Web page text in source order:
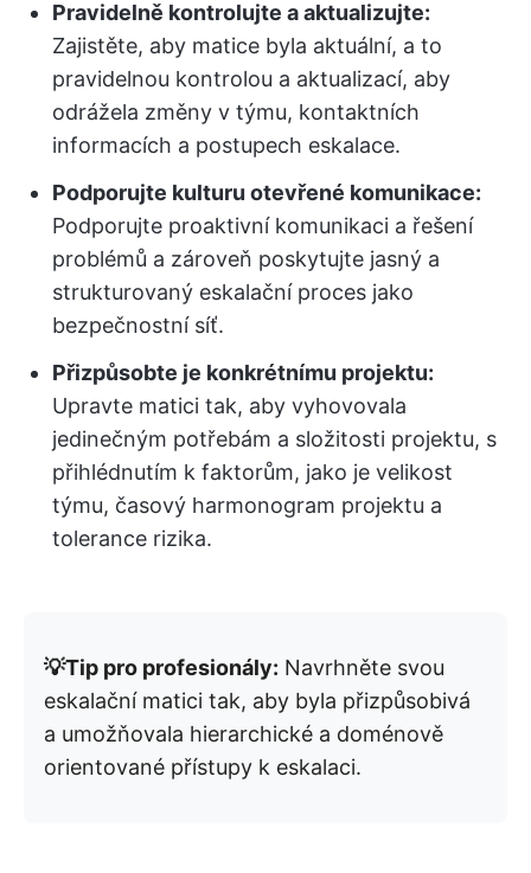
Pravidelně kontrolujte a aktualizujte:
Zajistěte, aby matice byla aktuální, a to
pravidelnou kontrolou a aktualizací, aby
odrážela změny v týmu, kontaktních
informacích a postupech eskalace.
Podporujte kulturu otevřené komunikace:
Podporujte proaktivní komunikaci a řešení
problémů a zároveň poskytujte jasný a
strukturovaný eskalační proces jako
bezpečnostní síť.
Přizpůsobte je konkrétnímu projektu:
Upravte matici tak, aby vyhovovala
jedinečným potřebám a složitosti projektu, s
přihlédnutím k faktorům, jako je velikost
týmu, časový harmonogram projektu a
tolerance rizika.
💡Tip pro profesionály: Navrhněte svou
eskalační matici tak, aby byla přizpůsobivá
a umožňovala hierarchické a doménově
orientované přístupy k eskalaci.